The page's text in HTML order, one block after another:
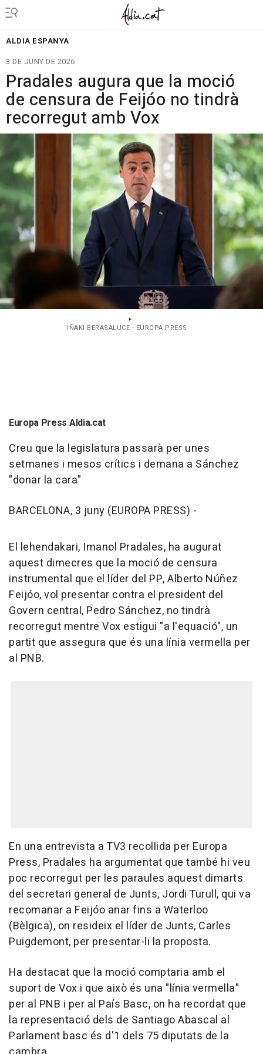
ALDIA ESPANYA
3 DE JUNY DE 2026
Pradales augura que la moció
de censura de Feijóo no tindrà
recorregut amb Vox
IÑAKI BERASALUCE - EUROPA PRESS
Europa Press Aldia.cat
Creu que la legislatura passarà per unes
setmanes i mesos crítics i demana a Sánchez
"donar la cara"
BARCELONA, 3 juny (EUROPA PRESS) -
El lehendakari, Imanol Pradales, ha augurat
aquest dimecres que la moció de censura
instrumental que el líder del PP, Alberto Núñez
Feijóo, vol presentar contra el president del
Govern central, Pedro Sánchez, no tindrà
recorregut mentre Vox estigui "a l'equació", un
partit que assegura que és una línia vermella per
al PNB.
En una entrevista a TV3 recollida per Europa
Press, Pradales ha argumentat que també hi veu
poc recorregut per les paraules aquest dimarts
del secretari general de Junts, Jordi Turull, qui va
recomanar a Feijóo anar fins a Waterloo
(Bèlgica), on resideix el líder de Junts, Carles
Puigdemont, per presentar-li la proposta.
Ha destacat que la moció comptaria amb el
suport de Vox i que això és una "línia vermella"
per al PNB i per al País Basc, on ha recordat que
la representació dels de Santiago Abascal al
Parlament basc és d'1 dels 75 diputats de la